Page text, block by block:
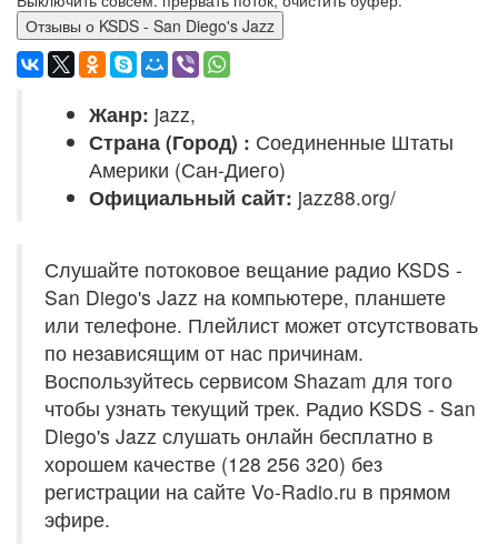
Отзывы о KSDS - San Diego's Jazz
Жанр: jazz,
Страна (Город) : Соединенные Штаты
Америки (Сан-Диего)
Официальный сайт: jazz88.org/
Слушайте потоковое вещание радио KSDS -
San Diego's Jazz на компьютере, планшете
или телефоне. Плейлист может отсутствовать
по независящим от нас причинам.
Воспользуйтесь сервисом Shazam для того
чтобы узнать текущий трек. Радио KSDS - San
Diego's Jazz слушать онлайн бесплатно в
хорошем качестве (128 256 320) без
регистрации на сайте Vo-Radio.ru в прямом
эфире.